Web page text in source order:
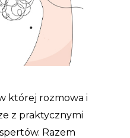
Można także zapytać, jakie
do jego gabinetu, aby
do naszych potrzeb.
ważne są także osobiste